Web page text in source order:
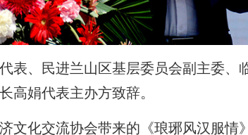
表、民进兰山区基层委员会副主委、
高娟代表主办方致辞。
文化交流协会带来的《琅琊风汉服情